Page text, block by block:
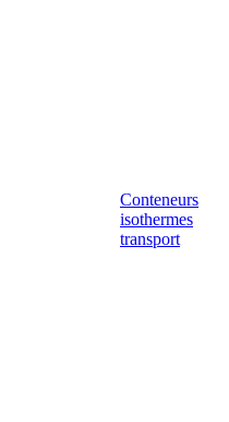
Conteneurs
isothermes
transport